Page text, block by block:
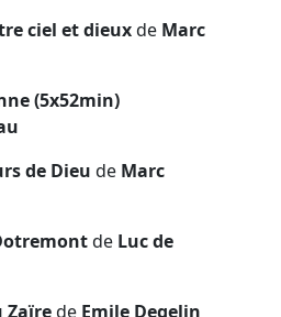
ciel et dieuxde Marc
(5x52min)
de Dieu de Marc
de Luc de
Zaïrede Emile Degelin